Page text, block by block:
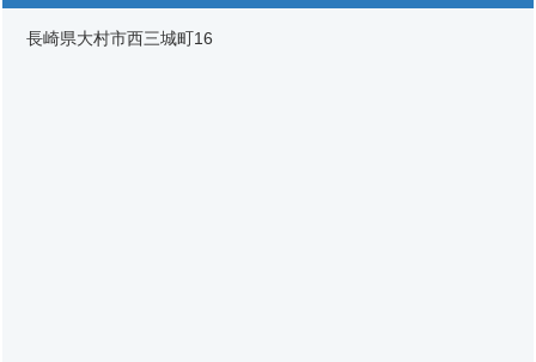
長崎県大村市西三城町16